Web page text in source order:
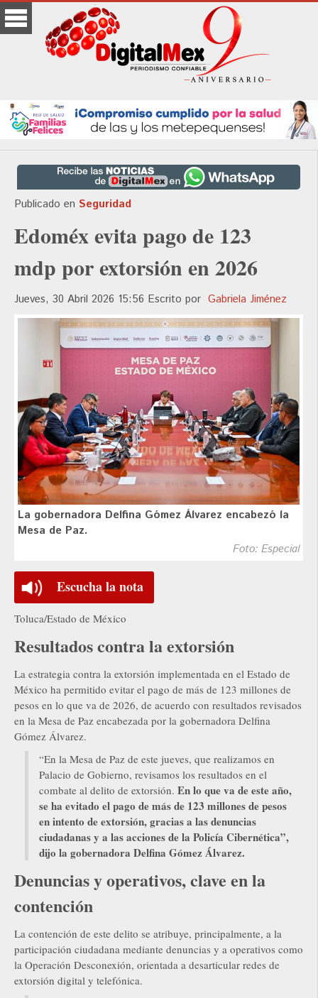
Publicado en Seguridad
Edoméx evita pago de 123
mdp por extorsión en 2026
Jueves, 30 Abril 2026 15:56 Escrito por Gabriela Jiménez
La gobernadora Delfina Gómez Álvarez encabezó la
Mesa de Paz.
Foto: Especial
Escucha la nota
Toluca/Estado de México
Resultados contra la extorsión
La estrategia contra la extorsión implementada en el Estado de
México ha permitido evitar el pago de más de 123 millones de
pesos en lo que va de 2026, de acuerdo con resultados revisados
en la Mesa de Paz encabezada por la gobernadora Delfina
Gómez Álvarez.
“En la Mesa de Paz de este jueves, que realizamos en
Palacio de Gobierno, revisamos los resultados en el
combate al delito de extorsión. En lo que va de este año,
se ha evitado el pago de más de 123 millones de pesos
en intento de extorsión, gracias a las denuncias
ciudadanas y a las acciones de la Policía Cibernética”,
dijo la gobernadora Delfina Gómez Álvarez.
Denuncias y operativos, clave en la
contención
La contención de este delito se atribuye, principalmente, a la
participación ciudadana mediante denuncias y a operativos como
la Operación Desconexión, orientada a desarticular redes de
extorsión digital y telefónica.